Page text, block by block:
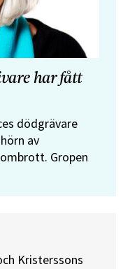
har fått
dödgrävare
av
Gropen
Kristerssons